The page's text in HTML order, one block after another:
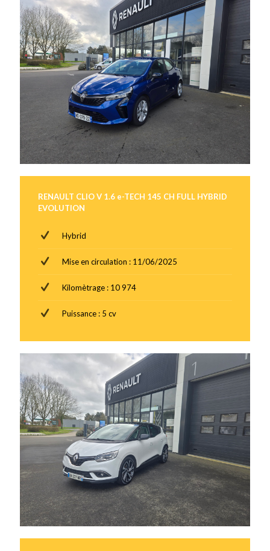
RENAULT CLIO V 1.6 e-TECH 145 CH FULL HYBRID
EVOLUTION
Hybrid
Mise en circulation : 11/06/2025
Kilomètrage : 10 974
Puissance : 5 cv